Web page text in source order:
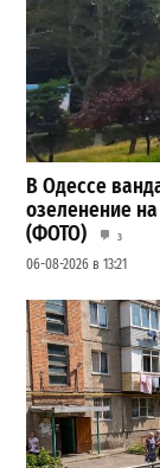
В Одессе
озеленение
(ФОТО)
3
06-08-2026 в 13:21